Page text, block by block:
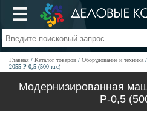
Главная Каталог товаров Оборудование и техника
2055 Р-0,5 (500 кгс)
Модернизированная
Р-0,5